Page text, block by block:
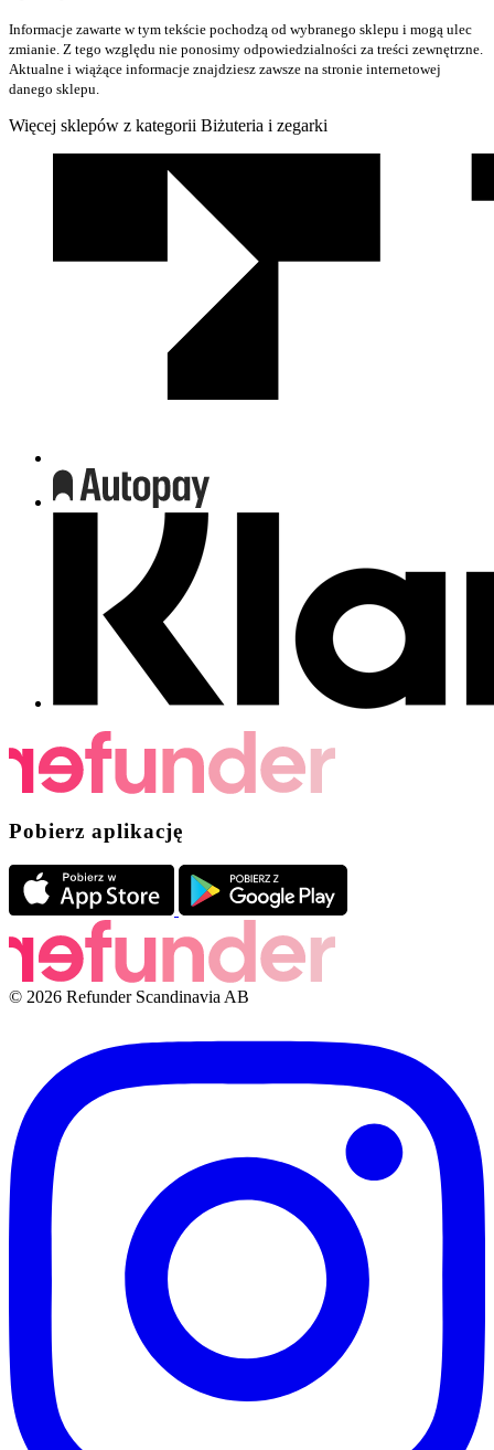
Informacje zawarte w tym tekście pochodzą od wybranego sklepu i mogą ulec
zmianie. Z tego względu nie ponosimy odpowiedzialności za treści zewnętrzne.
Aktualne i wiążące informacje znajdziesz zawsze na stronie internetowej
danego sklepu.
Więcej sklepów z kategorii Biżuteria i zegarki
Pobierz aplikację
© 2026 Refunder Scandinavia AB